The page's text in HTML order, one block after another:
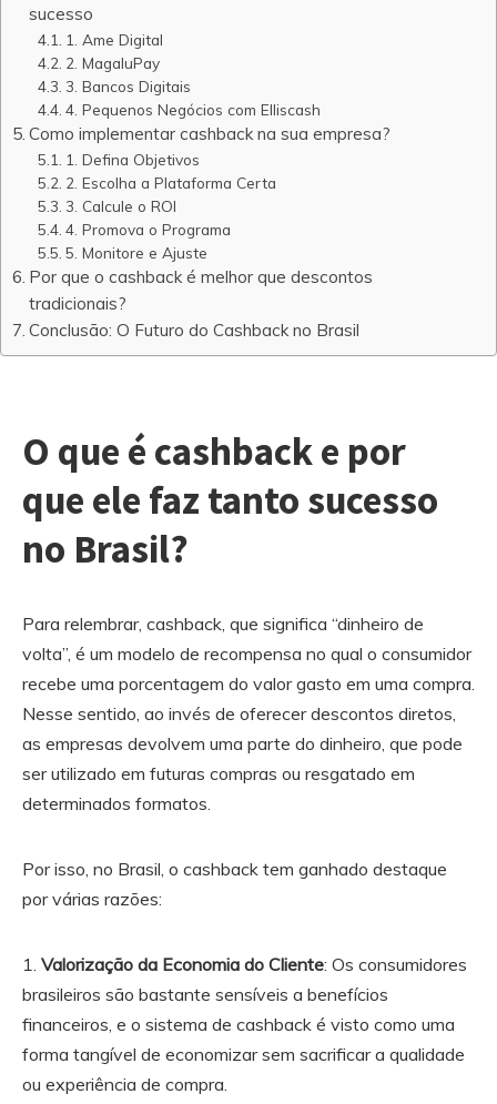
sucesso
1. Ame Digital
2. MagaluPay
3. Bancos Digitais
4. Pequenos Negócios com Elliscash
Como implementar cashback na sua empresa?
1. Defina Objetivos
2. Escolha a Plataforma Certa
3. Calcule o ROI
4. Promova o Programa
5. Monitore e Ajuste
Por que o cashback é melhor que descontos
tradicionais?
Conclusão: O Futuro do Cashback no Brasil
O que é cashback e por
que ele faz tanto sucesso
no Brasil?
Para relembrar, cashback, que significa “dinheiro de
volta”, é um modelo de recompensa no qual o consumidor
recebe uma porcentagem do valor gasto em uma compra.
Nesse sentido, ao invés de oferecer descontos diretos,
as empresas devolvem uma parte do dinheiro, que pode
ser utilizado em futuras compras ou resgatado em
determinados formatos.
Por isso, no Brasil, o cashback tem ganhado destaque
por várias razões:
Valorização da Economia do Cliente: Os consumidores
brasileiros são bastante sensíveis a benefícios
financeiros, e o sistema de cashback é visto como uma
forma tangível de economizar sem sacrificar a qualidade
ou experiência de compra.